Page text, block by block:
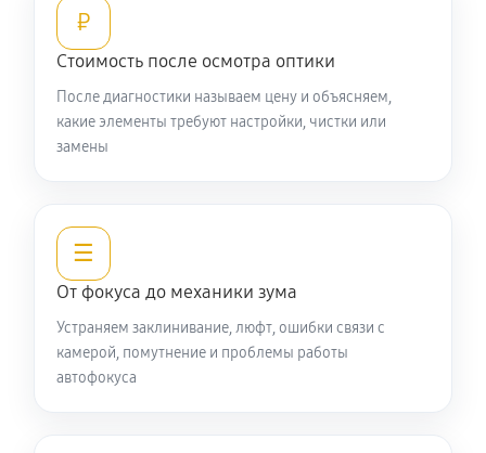
Протяжка соединений трансфокатора
Замена светофильтра объектива Nikon 180mm
f/2.8D ED-IF AF Nikkor
₽
Стоимость после осмотра оптики
После диагностики называем цену и объясняем,
какие элементы требуют настройки, чистки или
замены
☰
От фокуса до механики зума
Устраняем заклинивание, люфт, ошибки связи с
камерой, помутнение и проблемы работы
автофокуса